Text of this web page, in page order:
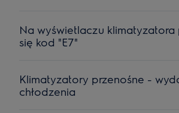
Na wyświetlaczu
się kod "E7"
Klimatyzatory przenośne -
chłodzenia